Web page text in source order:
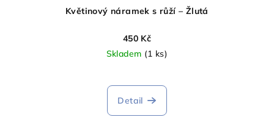
Květinový náramek s růží – Žlutá
450 Kč
Skladem (1 ks)
Detail